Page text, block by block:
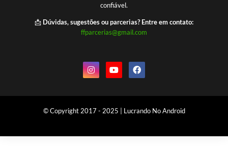
confiável.
📩 Dúvidas, sugestões ou parcerias? Entre em contato:
ffparcerias@gmail.com
© Copyright 2017 - 2025 | Lucrando No Android